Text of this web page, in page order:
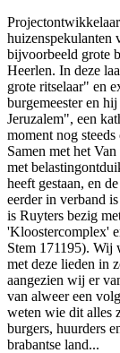
huizenspekulanten
bijvoorbeeld grote
Heerlen. In deze
grote ritselaar" en
burgemeester en
Jeruzalem", een
moment nog
Samen met het
met
heeft gestaan, en
eerder in verband
is Ruyters bezig
'Kloostercomplex'
Stem 171195). Wij
met deze lieden in
aangezien wij er
van alweer een
weten wie dit alles
burgers, huurders
brabantse land...